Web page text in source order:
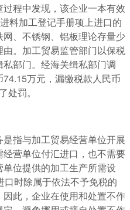
程中发现，该企业一本有效
料加工登记手册项上进口的
、不锈钢、铝板理论存量少
。加工贸易监管部门以保税
部门。经海关缉私部门调
万元，漏缴税款人民币
处罚。
指与加工贸易经营单位开展
营单位付汇进口，也不需要
位提供的加工生产所需设
时除属于依法不予免税的
此，企业在使用和处置不作